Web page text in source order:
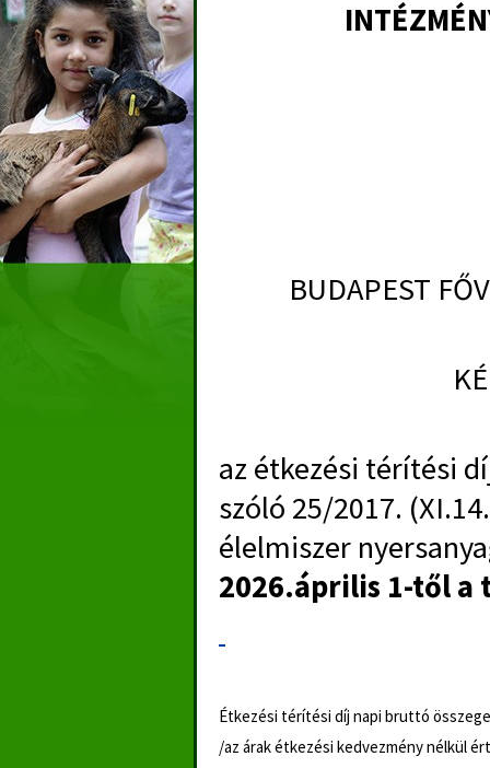
BUDAPEST
az étkezési térítési
szóló 25/2017.
élelmiszer
2026.április 1-től a
Étkezési térítési díj napi bruttó
/az árak étkezési kedvezmény nélkül